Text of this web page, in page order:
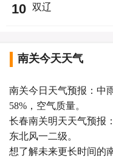
10 双辽
南关今天天气
南关今日天气预报：中
58%，空气质量。
长春南关明天天气预报
东北风一二级。
想了解未来更长时间的